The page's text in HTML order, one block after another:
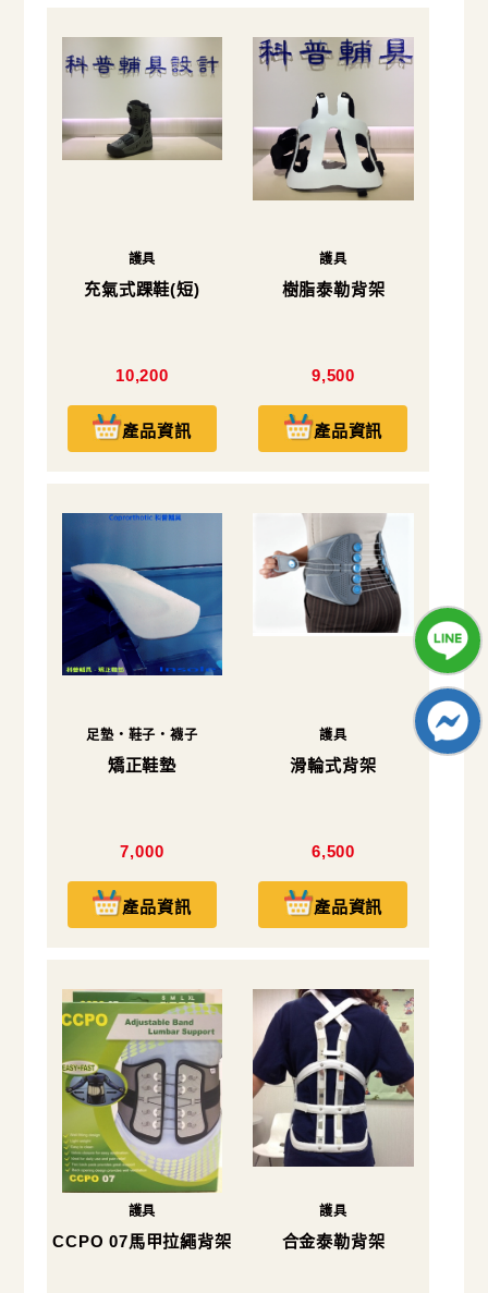
護具
充氣式踝鞋(短)
10,200
產品資訊
護具
樹脂泰勒背架
9,500
產品資訊
足墊・鞋子・襪子
矯正鞋墊
7,000
產品資訊
護具
滑輪式背架
6,500
產品資訊
護具
CCPO 07馬甲拉繩背架
護具
合金泰勒背架